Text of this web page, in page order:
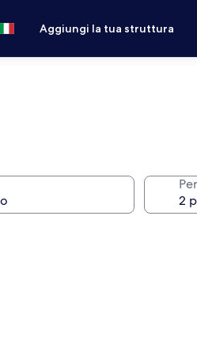
Aggiungi la tua struttura